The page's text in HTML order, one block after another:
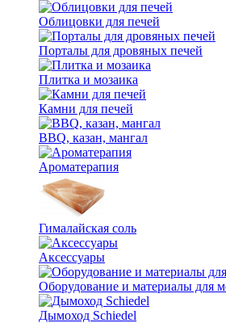
Облицовки для печей
Порталы для дровяных печей
Плитка и мозаика
Камни для печей
BBQ, казан, мангал
Ароматерапия
Гималайская соль
Аксессуары
Оборудование и материалы для
Дымоход Schiedel